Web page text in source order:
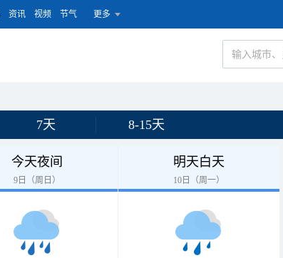
资讯 视频 节气 更多
7天 8-15天
今天夜间
9日（周日）
明天白天
10日（周一）